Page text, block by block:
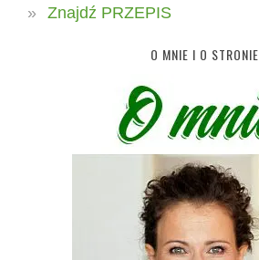
Znajdź PRZEPIS
O MNIE I O STRONIE